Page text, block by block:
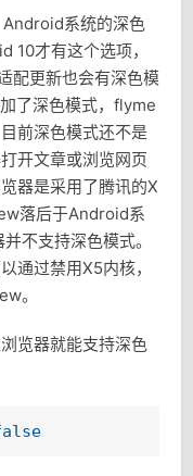
系统的深色
10才有这个选项，
配更新也会有深色模
了深色模式，flyme
前深色模式还不是
开文章或浏览网页
器是采用了腾讯的X
落后于Android系
不支持深色模式。
通过禁用X5内核，
。
览器就能支持深色